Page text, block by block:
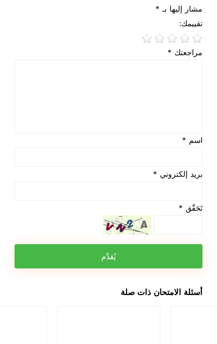
مشار إليها بـ *
تقييمك:
مراجعتك *
اسم *
بريد إلكتروني *
تَحَقّق *
يُقدِّم
أسئلة الامتحان ذات صلة